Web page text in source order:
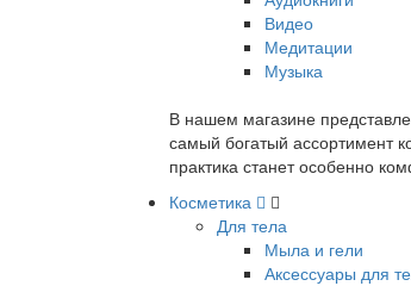
Видео
Медитации
Музыка
В нашем магазине
самый богатый ассортимент
практика станет особенно
Косметика
Для тела
Мыла и гели
Аксессуары для